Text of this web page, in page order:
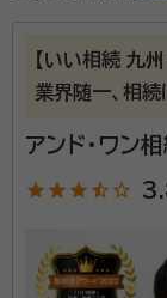
【いい相続 九
業界随一、相
アンド・ワン
star star star star_half star_outline